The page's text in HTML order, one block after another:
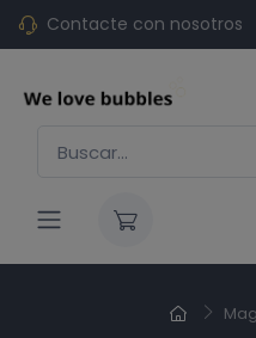
Contacte con nosotros